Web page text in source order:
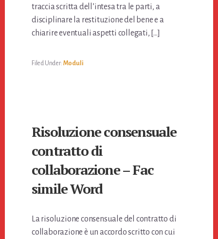
traccia scritta dell’intesa tra le parti, a
disciplinare la restituzione del bene e a
chiarire eventuali aspetti collegati, […]
Filed Under: Moduli
Risoluzione consensuale
contratto di
collaborazione​ – Fac
simile Word
La risoluzione consensuale del contratto di
collaborazione è un accordo scritto con cui